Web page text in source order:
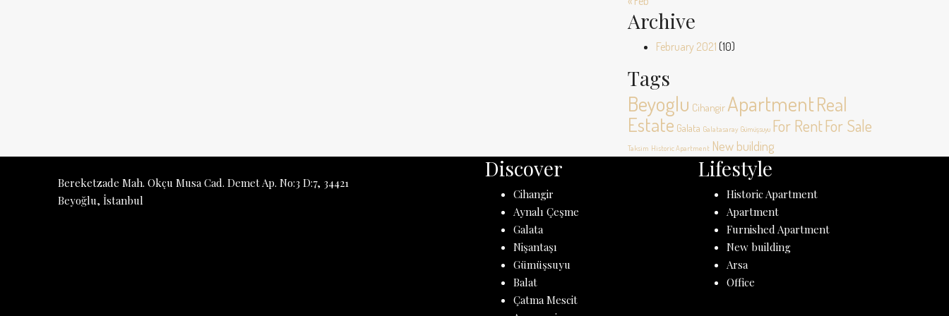
Archive
February 2021 (10)
Tags
Beyoglu Cihangir ApartmentReal
Estate Galata Galatasaray Gümüşsuyu For RentFor Sale
Taksim Historic Apartment New building
Bereketzade Mah. Okçu Musa Cad. Demet Ap. No:3 D:7, 34421
Beyoğlu, İstanbul
Discover
Cihangir
Aynalı Çeşme
Galata
Nişantaşı
Gümüşsuyu
Balat
Çatma Mescit
Lifestyle
Historic Apartment
Apartment
Furnished Apartment
New building
Arsa
Office